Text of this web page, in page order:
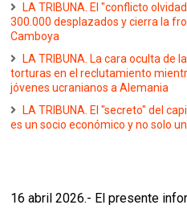
LA TRIBUNA. El "conflicto
300.000 desplazados y cierra la
Camboya
LA TRIBUNA. La cara oculta de
torturas en el reclutamiento
jóvenes ucranianos a Alemania
LA TRIBUNA. El "secreto" del
es un socio económico y no solo
16 abril 2026.- El presente